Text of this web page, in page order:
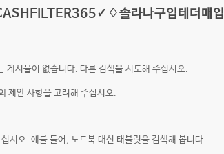
솔라나구입테더매입
게시물이 없습니다. 다른 검색을 시도해 주십시오.
제안 사항을 고려해 주십시오.
시오. 예를 들어, 노트북 대신 태블릿을 검색해 봅니다.